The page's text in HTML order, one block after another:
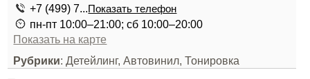
+7 (499) 7...Показать телефон
пн-пт 10:00–21:00; сб 10:00–20:00
Показать на карте
Рубрики: Детейлинг, Автовинил, Тонировка